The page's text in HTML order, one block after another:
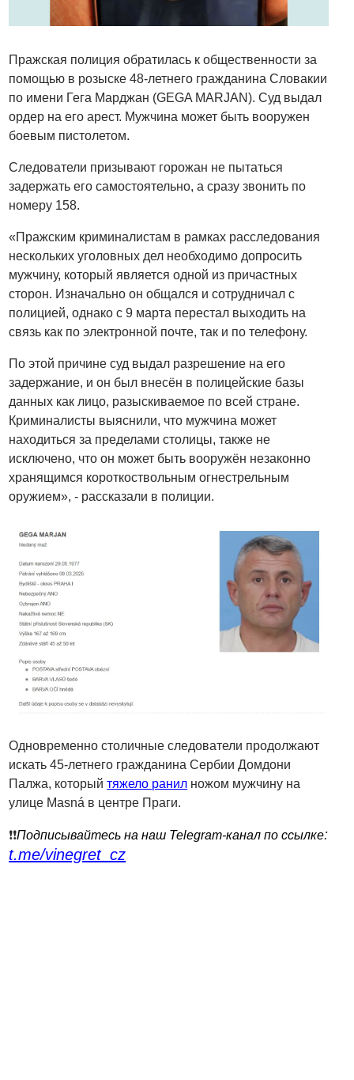
Пражская полиция обратилась к общественности за
помощью в розыске 48-летнего гражданина Словакии
по имени Гега Марджан (GEGA MARJAN). Суд выдал
ордер на его арест. Мужчина может быть вооружен
боевым пистолетом.
Следователи призывают горожан не пытаться
задержать его самостоятельно, а сразу звонить по
номеру 158.
«Пражским криминалистам в рамках расследования
нескольких уголовных дел необходимо допросить
мужчину, который является одной из причастных
сторон. Изначально он общался и сотрудничал с
полицией, однако с 9 марта перестал выходить на
связь как по электронной почте, так и по телефону.
По этой причине суд выдал разрешение на его
задержание, и он был внесён в полицейские базы
данных как лицо, разыскиваемое по всей стране.
Криминалисты выяснили, что мужчина может
находиться за пределами столицы, также не
исключено, что он может быть вооружён незаконно
хранящимся короткоствольным огнестрельным
оружием», - рассказали в полиции.
Одновременно столичные следователи продолжают
искать 45-летнего гражданина Сербии Домдони
Палжа, которыйтяжело ранил ножом мужчину на
улице Masná в центре Праги.
❗️❗️Подписывайтесь на наш Telegram-канал по ссылке:
t.me/vinegret_cz